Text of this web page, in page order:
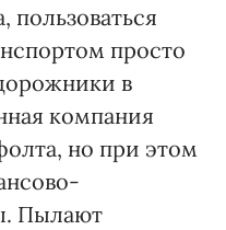
пользоваться
просто
в
компания
но при этом
Пылают